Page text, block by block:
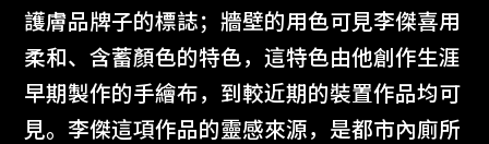
護膚品牌子的標誌；牆壁的用色可見李傑喜用
柔和、含蓄顏色的特色，這特色由他創作生涯
早期製作的手繪布，到較近期的裝置作品均可
見。李傑這項作品的靈感來源，是都市內廁所